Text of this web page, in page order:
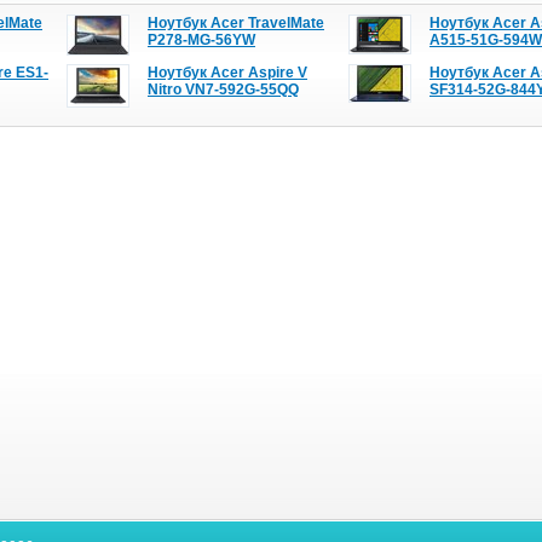
Ноутбук Acer TravelMate
P278-MG-56YW
Ноутбук Acer
A515-51G-594W
ES1-
Ноутбук Acer Aspire V
Nitro VN7-592G-55QQ
Ноутбук Acer
SF314-52G-